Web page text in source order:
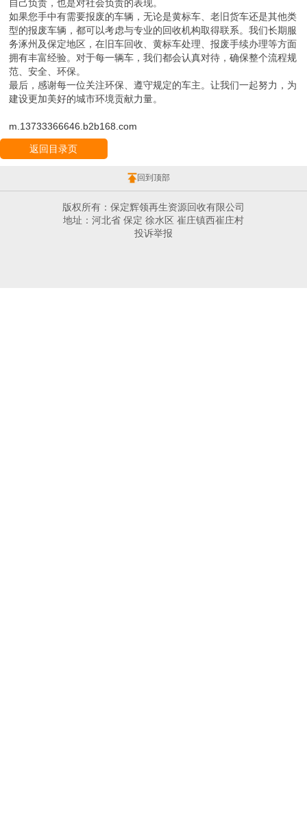
在不断加强。作为车主，主动了解政策、及时办理报废手续，既是对
自己负责，也是对社会负责的表现。
如果您手中有需要报废的车辆，无论是黄标车、老旧货车还是其他类
型的报废车辆，都可以考虑与专业的回收机构取得联系。我们长期服
务涿州及保定地区，在旧车回收、黄标车处理、报废手续办理等方面
拥有丰富经验。对于每一辆车，我们都会认真对待，确保整个流程规
范、安全、环保。
最后，感谢每一位关注环保、遵守规定的车主。让我们一起努力，为
m.13733366646.b2b168.com
回到顶部
版权所有：保定辉领再生资源回收有限公司
地址：河北省 保定 徐水区 崔庄镇西崔庄村